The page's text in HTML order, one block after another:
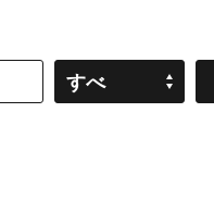
すべ